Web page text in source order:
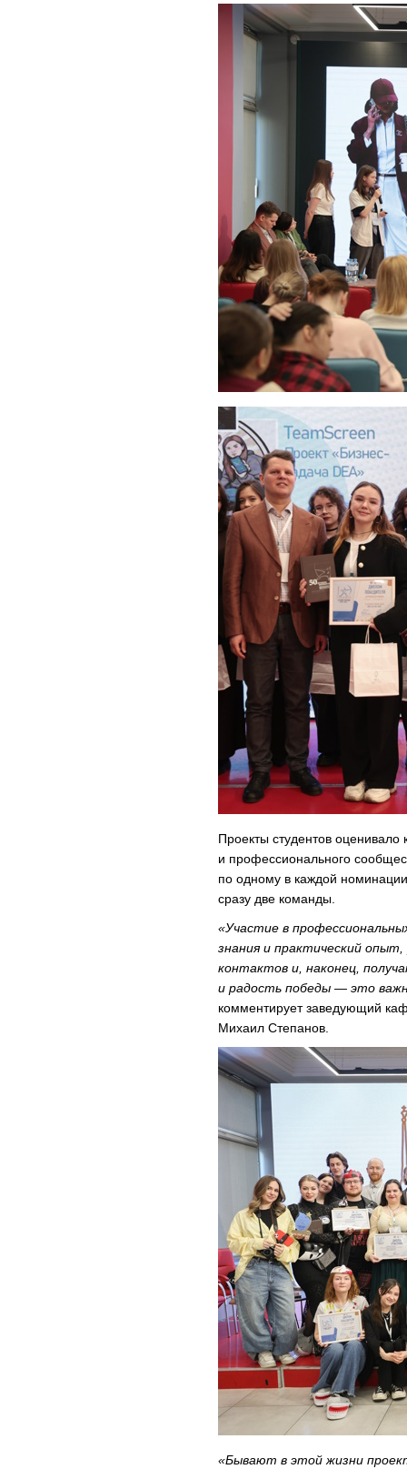
Проекты студентов
и профессионального
по одному в каждой
сразу две команды.
«Участие в
знания и практический
контактов и, наконец,
и радость победы — это
комментирует заведующий
Михаил Степанов.
«Бывают в этой жизни